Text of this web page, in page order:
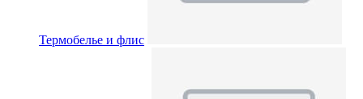
Термобелье и флис